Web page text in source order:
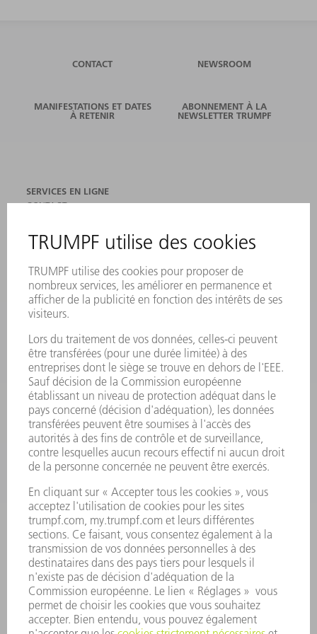
CONTACT NEWSROOM
MANIFESTATIONS ET DATES
À RETENIR
ABONNEMENT À LA
NEWSLETTER TRUMPF
SERVICES EN LIGNE
CONTACT
MANIFESTATIONS ET DATES À RETENIR
INSCRIPTION À LA NEWSLETTER
PRODUITS
MACHINES & SYSTÈMES
LASER
ELECTRONIQUE DE PUISSANCE
OUTILS ÉLECTRIQUES
SMART FACTORY
LOGICIEL
SERVICES
APPLICATIONS
SECTEURS D'ACTIVITÉ
ENTREPRISE
CARRIÈRE
OFFRES D'EMPLOI
PROFIL DE L'ENTREPRISE
CONSEIL D'ADMINISTRATION
RAPPORT ANNUEL
PRINCIPES FONDAMENTAUX DE L'ENTREPRISE
CONFORMITÉ
SYSTÈME D'ALERTE
SÉCURITÉ
COMMUNIQUÉS DE PRESSE
MAGAZINE
DURABILITÉ
ENVIRONNEMENT ET CLIMAT
SOCIAL ET SOCIÉTÉ
GESTION D'ENTREPRISE